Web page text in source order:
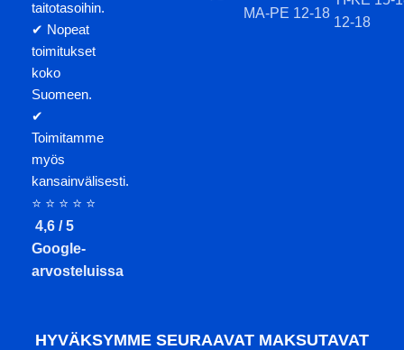
taitotasoihin.
✔ Nopeat
toimitukset
koko
Suomeen.
✔
Toimitamme
myös
kansainvälisesti.
⭐ ⭐ ⭐ ⭐ ⭐
4,6 / 5
Google-
arvosteluissa
MA-PE 12-18
12-18
HYVÄKSYMME SEURAAVAT MAKSUTAVAT